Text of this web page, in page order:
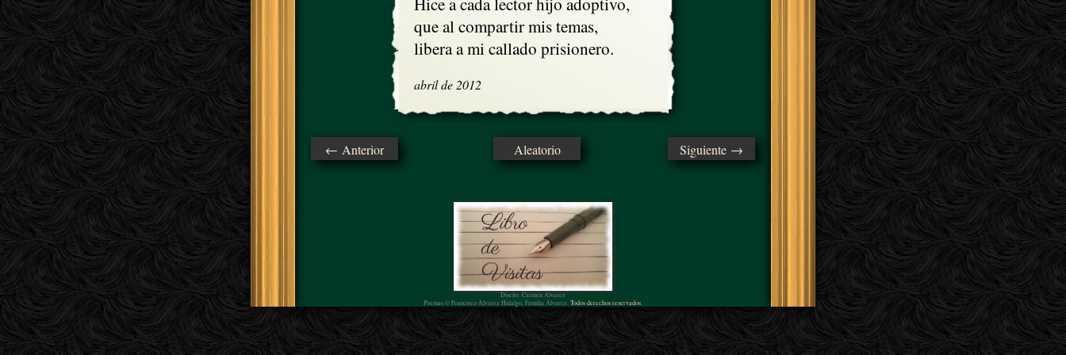
que al compartir mis temas,
libera a mi callado prisionero.
abril de 2012
← Anterior Aleatorio Siguiente →
Diseño: Carmen Álvarez
Poemas © Francisco Álvarez Hidalgo, Familia Álvarez. Todos derechos reservados.